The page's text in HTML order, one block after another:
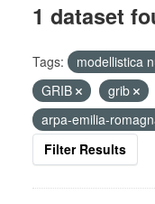
1 dataset
Tags: modellistica
GRIB
grib
arpa-emilia-
Filter Results